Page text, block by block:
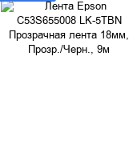
ДОБАВИТЬ В КОРЗИНУ
КУПИТЬ В 1 КЛИК